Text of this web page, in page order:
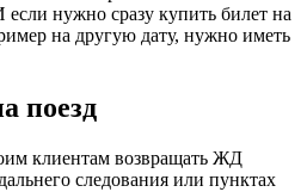
нужно сразу купить билет на
на другую дату, нужно иметь
поезд
клиентам возвращать ЖД
следования или пунктах